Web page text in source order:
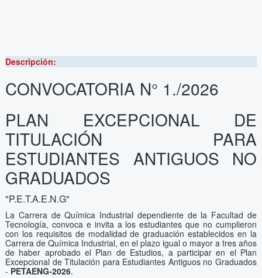
Descripción:
CONVOCATORIA N° 1./2026
PLAN EXCEPCIONAL DE
TITULACIÓN PARA
ESTUDIANTES ANTIGUOS NO
GRADUADOS
"P.E.T.A.E.N.G"
La Carrera de Química Industrial dependiente de la Facultad de
Tecnología, convoca e invita a los estudiantes que no cumplieron
con los requisitos de modalidad de graduación establecidos en la
Carrera de Química Industrial, en el plazo igual o mayor a tres años
de haber aprobado el Plan de Estudios, a participar en el Plan
Excepcional de Titulación para Estudiantes Antiguos no Graduados
- PETAENG-2026.